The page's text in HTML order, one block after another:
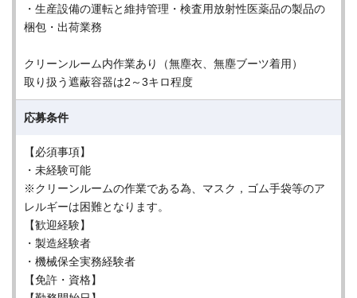
・生産設備の運転と維持管理・検査用放射性医薬品の製品の
梱包・出荷業務
クリーンルーム内作業あり（無塵衣、無塵ブーツ着用）
取り扱う遮蔽容器は2～3キロ程度
応募条件
【必須事項】
・未経験可能
※クリーンルームの作業である為、マスク，ゴム手袋等のア
レルギーは困難となります。
【歓迎経験】
・製造経験者
・機械保全実務経験者
【免許・資格】